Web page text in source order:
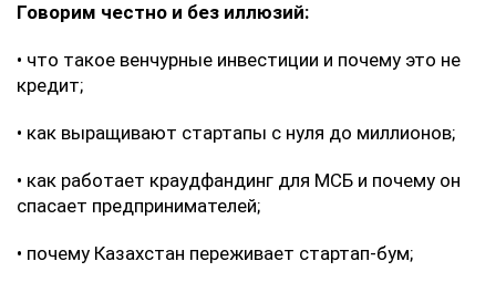
Говорим честно и без иллюзий:
• что такое венчурные инвестиции и почему это не
кредит;
• как выращивают стартапы с нуля до миллионов;
• как работает краудфандинг для МСБ и почему он
спасает предпринимателей;
• почему Казахстан переживает стартап-бум;